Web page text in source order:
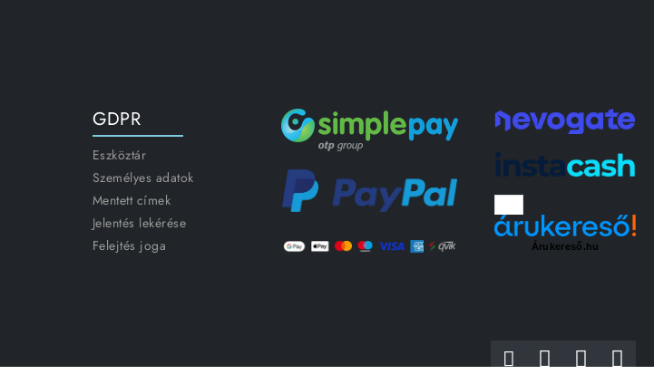
GDPR
Eszköztár
Személyes adatok
Mentett címek
Jelentés lekérése
Felejtés joga
Árukereső.hu